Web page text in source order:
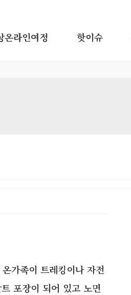
온라인여정 핫이슈
가족이 트레킹이나 자전
포장이 되어 있고 노면